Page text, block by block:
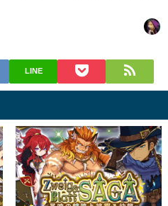
LINE